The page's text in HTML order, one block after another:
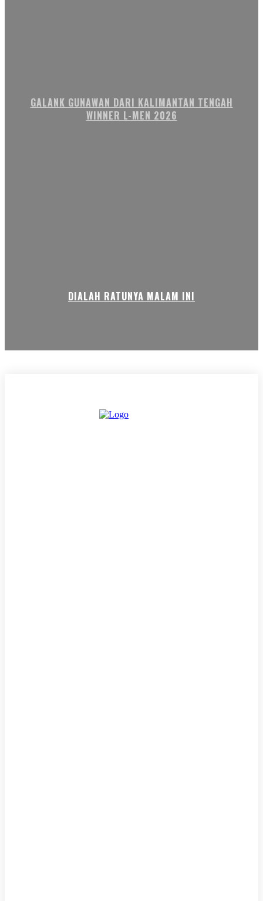
GALANK GUNAWAN DARI KALIMANTAN TENGAH
WINNER L-MEN 2026
DIALAH RATUNYA MALAM INI